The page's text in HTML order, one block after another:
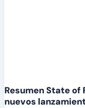
Resumen State
nuevos